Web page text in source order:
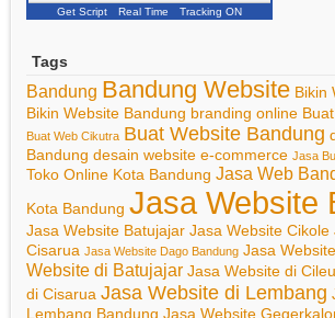
Get Script Real Time Tracking ON
Tags
Bandung Bandung Website Bikin
Bikin Website Bandung branding online
Buat Web Cikutra Buat Website Bandung
Bandung desain website e-commerce Jasa
Toko Online Kota Bandung Jasa Web
Kota Bandung Jasa Website
Jasa Website Batujajar Jasa Website Cikole
Cisarua Jasa Website Dago Bandung Jasa
Website di Batujajar Jasa Website di
di Cisarua Jasa Website di Lembang
Lembang Bandung Jasa Website